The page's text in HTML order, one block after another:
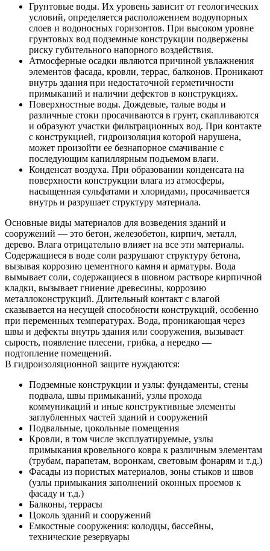
Грунтовые воды. Их уровень зависит от геологических
условий, определяется расположением водоупорных
слоев и водоносных горизонтов. При высоком уровне
грунтовых вод подземные конструкции подвержены
риску губительного напорного воздействия.
Атмосферные осадки являются причиной увлажнения
элементов фасада, кровли, террас, балконов. Проникают
внутрь здания при недостаточной герметичности
примыканий и наличии дефектов в конструкциях.
Поверхностные воды. Дождевые, талые воды и
различные стоки просачиваются в грунт, скапливаются
и образуют участки фильтрационных вод. При контакте
с конструкцией, гидроизоляция которой нарушена,
может произойти ее безнапорное смачивание с
последующим капиллярным подъемом влаги.
Конденсат воздуха. При образовании конденсата на
поверхности конструкции влага из атмосферы,
насыщенная сульфатами и хлоридами, просачивается
внутрь и разрушает структуру материала.
Основные виды материалов для возведения зданий и
сооружений — это бетон, железобетон, кирпич, металл,
дерево. Влага отрицательно влияет на все эти материалы.
Содержащиеся в воде соли разрушают структуру бетона,
вызывая коррозию цементного камня и арматуры. Вода
вымывает соли, содержащиеся в шовном растворе кирпичной
кладки, вызывает гниение древесины, коррозию
металлоконструкций. Длительный контакт с влагой
сказывается на несущей способности конструкций, особенно
при переменных температурах. Вода, проникающая через
швы и дефекты внутрь здания или сооружения, вызывает
сырость, появление плесени, грибка, а нередко —
подтопление помещений.
В гидроизоляционной защите нуждаются:
Подземные конструкции и узлы: фундаменты, стены
подвала, швы примыканий, узлы прохода
коммуникаций и иные конструктивные элементы
заглубленных частей зданий и сооружений
Подвальные, цокольные помещения
Кровли, в том числе эксплуатируемые, узлы
примыкания кровельного ковра к различным элементам
(трубам, парапетам, воронкам, световым фонарям и т.д.)
Фасады из пористых материалов, зоны стыков и швов
(узлы примыкания заполнений оконных проемов к
фасаду и т.д.)
Балконы, террасы
Цоколь зданий и сооружений
Емкостные сооружения: колодцы, бассейны,
технические резервуары